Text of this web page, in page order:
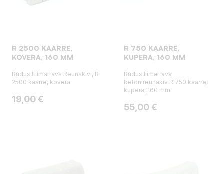
R 2500 KAARRE,
KOVERA, 160 MM
Rudus Liimattava Reunakivi, R
2500 kaarre, kovera
Hinta
19,00 €
R 750 KAARRE,
KUPERA, 160 MM
Rudus liimattava
betonireunakiv R 750 kaarre,
kupera, 160 mm
Hinta
55,00 €